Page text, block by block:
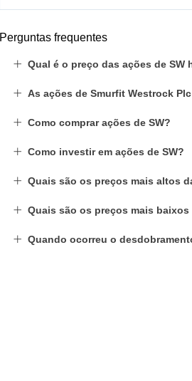
Perguntas frequentes
Qual é o preço das ações de SW
As ações de Smurfit Westrock
Como comprar ações de SW?
Como investir em ações de SW?
Quais são os preços mais altos
Quais são os preços mais
Quando ocorreu o